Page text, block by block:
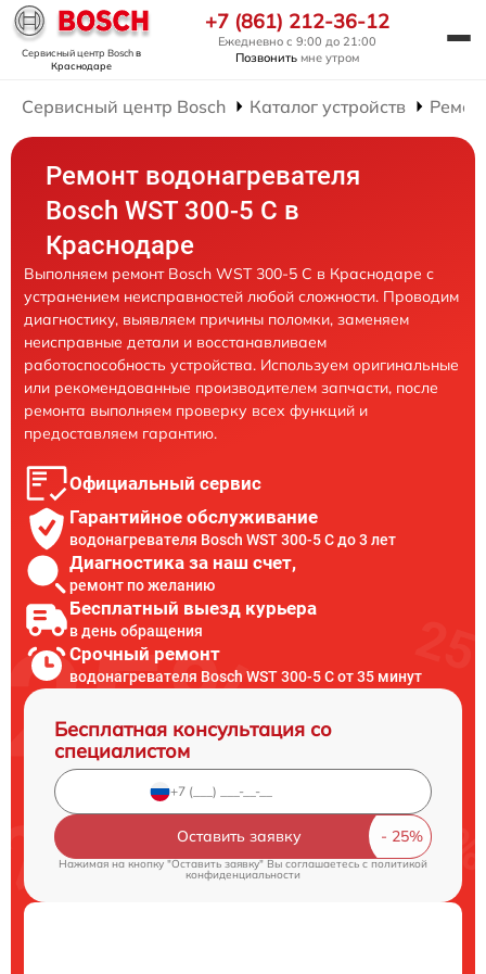
Сервисный центр Boschв
Краснодаре
+7 (861) 212-36-12
Ежедневно с 9:00 до 21:00
Позвонить мне утром
Сервисный центр Bosch Каталог устройств
Ремонт водонагревателя
Bosch WST 300-5 C в
Краснодаре
Выполняем ремонт Bosch WST 300-5 C в Краснодаре с
устранением неисправностей любой сложности. Проводим
диагностику, выявляем причины поломки, заменяем
неисправные детали и восстанавливаем
работоспособность устройства. Используем оригинальные
или рекомендованные производителем запчасти, после
ремонта выполняем проверку всех функций и
предоставляем гарантию.
Официальный сервис
Гарантийное обслуживание
водонагревателя Bosch WST 300-5 C до 3 лет
Диагностика за наш счет,
ремонт по желанию
Бесплатный выезд курьера
в день обращения
Срочный ремонт
водонагревателя Bosch WST 300-5 C от 35 минут
Бесплатная консультация со
специалистом
Оставить заявку
Нажимая на кнопку "Оставить заявку" Вы соглашаетесь cполитикой
конфиденциальности